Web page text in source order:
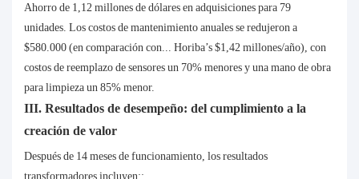
Ahorro de 1,12 millones de dólares en adquisiciones para 79
unidades. Los costos de mantenimiento anuales se redujeron a
$580.000 (en comparación con... Horiba’s $1,42 millones/año), con
costos de reemplazo de sensores un 70% menores y una mano de obra
para limpieza un 85% menor.
III. Resultados de desempeño: del cumplimiento a la
creación de valor
Después de 14 meses de funcionamiento, los resultados
transformadores incluyen::